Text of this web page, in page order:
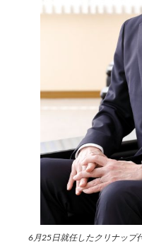
6月25日就任したクリナッ